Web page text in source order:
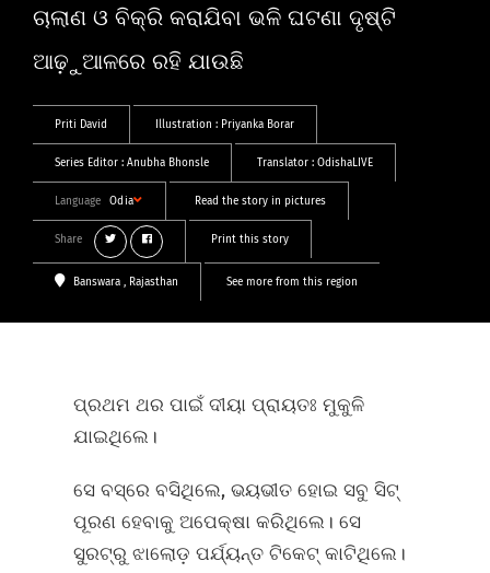
ଚାଲାଣ ଓ ବିକ୍ରି କରାଯିବା ଭଳି ଘଟଣା ଦୃଷ୍ଟି
ଆଢ଼ୁଆଳରେ ରହି ଯାଉଛି
Priti David Illustration : Priyanka Borar
Series Editor : Anubha Bhonsle Translator : OdishaLIVE
Language Odia Read the story in pictures
Share Print this story
Banswara , Rajasthan See more from this region
ପ୍ରଥମ ଥର ପାଇଁ ଦୀୟା ପ୍ରାୟତଃ ମୁକୁଳି
ଯାଇଥିଲେ।
ସେ ବସ୍‌ରେ ବସିଥିଲେ, ଭୟଭୀତ ହୋଇ ସବୁ ସିଟ୍‌
ପୂରଣ ହେବାକୁ ଅପେକ୍ଷା କରିଥିଲେ। ସେ
ସୁରଟ୍‌ରୁ ଝାଲୋଡ଼ ପର୍ଯ୍ୟନ୍ତ ଟିକେଟ୍‌ କାଟିଥିଲେ।